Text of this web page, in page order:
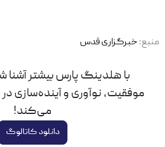
منبع‌:خبرگزاری قدس
با هلدینگ پارس بیشتر
موفقیت، نوآوری و آینده‌سازی
می‌کند!
دانلود کاتالوگ